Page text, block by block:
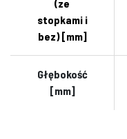
(ze
stopkami i
bez) [mm]
Głębokość
[mm]